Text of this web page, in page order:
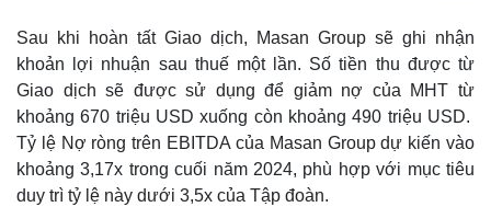
Cuộc sống đó đây
Hồ sơ
Ảnh
E-Magazine
Infographic
Sau khi hoàn tất Giao dịch, Masan Group sẽ ghi nhận
khoản lợi nhuận sau thuế một lần. Số tiền thu được từ
Giao dịch sẽ được sử dụng để giảm nợ của MHT từ
khoảng 670 triệu USD xuống còn khoảng 490 triệu USD.
Tỷ lệ Nợ ròng trên EBITDA của Masan Group dự kiến vào
khoảng 3,17x trong cuối năm 2024, phù hợp với mục tiêu
duy trì tỷ lệ này dưới 3,5x của Tập đoàn.